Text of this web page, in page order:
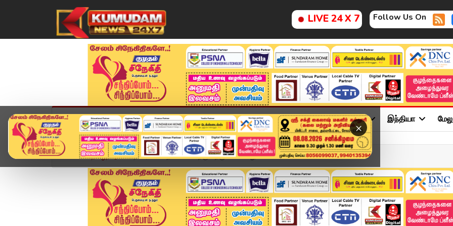
LIVE 24 X 7 Follow Us On
×
முகப்பு விளையாட்டு அண்மை தமிழ்நாடு சினிமா அரசியல் விளையாட்டு இந்தியா
Home தமிழ்நாடு திமிரியில் மதிய உணவிற்கு பிறகு பள்ளி சிறுவன் ம...